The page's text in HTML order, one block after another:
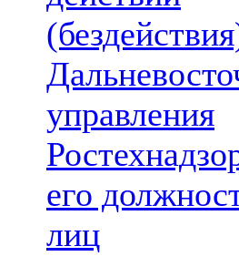
управления
его
лиц